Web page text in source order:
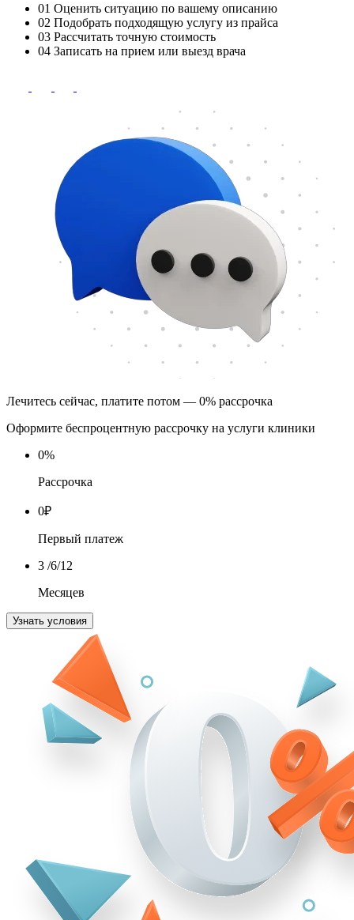
01 Оценить ситуацию по вашему описанию
02 Подобрать подходящую услугу из прайса
03 Рассчитать точную стоимость
04 Записать на прием или выезд врача
Лечитесь сейчас, платите потом — 0% рассрочка
Оформите беспроцентную рассрочку на услуги клиники
0%
Рассрочка
0₽
Первый платеж
3 /6/12
Месяцев
Узнать условия